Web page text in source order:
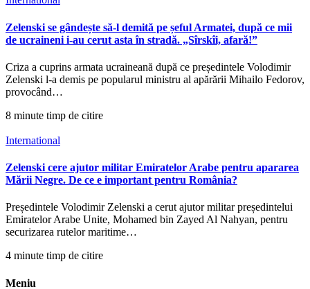
Zelenski se gândește să-l demită pe șeful Armatei, după ce mii
de ucraineni i-au cerut asta în stradă. „Sîrskîi, afară!”
Criza a cuprins armata ucraineană după ce președintele Volodimir
Zelenski l-a demis pe popularul ministru al apărării Mihailo Fedorov,
provocând…
8 minute timp de citire
International
Zelenski cere ajutor militar Emiratelor Arabe pentru apararea
Mării Negre. De ce e important pentru România?
Președintele Volodimir Zelenski a cerut ajutor militar președintelui
Emiratelor Arabe Unite, Mohamed bin Zayed Al Nahyan, pentru
securizarea rutelor maritime…
4 minute timp de citire
Meniu